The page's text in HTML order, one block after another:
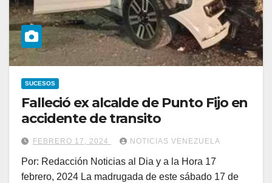
SUCESOS
Falleció ex alcalde de Punto Fijo en
accidente de transito
FEBRERO 17, 2024 NOTICIAS VENEZUELA
Por: Redacción Noticias al Dia y a la Hora 17
febrero, 2024 La madrugada de este sábado 17 de